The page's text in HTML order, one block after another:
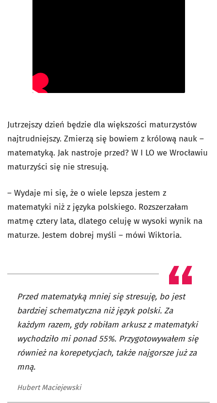
Jutrzejszy dzień będzie dla większości maturzystów
najtrudniejszy. Zmierzą się bowiem z królową nauk –
matematyką. Jak nastroje przed? W I LO we Wrocławiu
maturzyści się nie stresują.
– Wydaje mi się, że o wiele lepsza jestem z
matematyki niż z języka polskiego. Rozszerzałam
matmę cztery lata, dlatego celuję w wysoki wynik na
maturze. Jestem dobrej myśli – mówi Wiktoria.
Przed matematyką mniej się stresuję, bo jest
bardziej schematyczna niż język polski. Za
każdym razem, gdy robiłam arkusz z matematyki
wychodziło mi ponad 55%. Przygotowywałem się
również na korepetycjach, także najgorsze już za
mną.
Hubert Maciejewski